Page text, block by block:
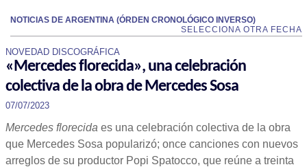
NOTICIAS DE ARGENTINA (ÓRDEN CRONOLÓGICO INVERSO)
SELECCIONA OTRA FECHA
NOVEDAD DISCOGRÁFICA
«Mercedes florecida», una celebración
colectiva de la obra de Mercedes Sosa
07/07/2023
Mercedes florecida es una celebración colectiva de la obra
que Mercedes Sosa popularizó; once canciones con nuevos
arreglos de su productor Popi Spatocco, que reúne a treinta